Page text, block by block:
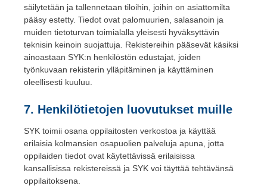
säilytetään ja tallennetaan tiloihin, joihin on asiattomilta
pääsy estetty. Tiedot ovat palomuurien, salasanoin ja
muiden tietoturvan toimialalla yleisesti hyväksyttävin
teknisin keinoin suojattuja. Rekistereihin pääsevät käsiksi
ainoastaan SYK:n henkilöstön edustajat, joiden
työnkuvaan rekisterin ylläpitäminen ja käyttäminen
oleellisesti kuuluu.
7. Henkilötietojen luovutukset muille
SYK toimii osana oppilaitosten verkostoa ja käyttää
erilaisia kolmansien osapuolien palveluja apuna, jotta
oppilaiden tiedot ovat käytettävissä erilaisissa
kansallisissa rekistereissä ja SYK voi täyttää tehtävänsä
oppilaitoksena.